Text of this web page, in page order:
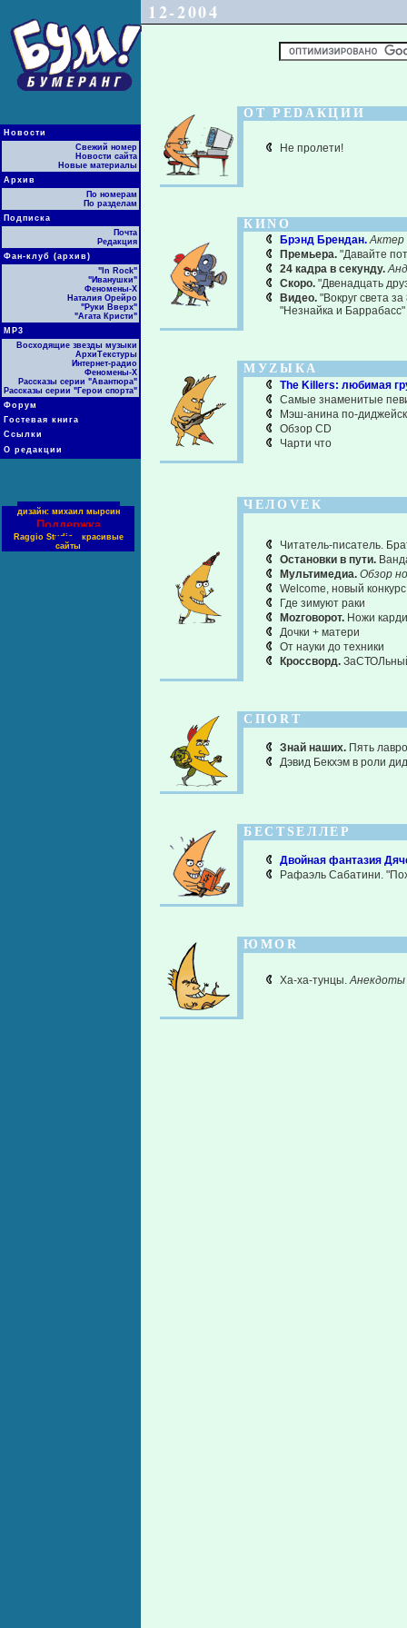
Новости
Свежий номер
Новости сайта
Новые материалы
Архив
По номерам
По разделам
Подписка
Почта
Редакция
Фан-клуб (архив)
"In Rock"
"Иванушки"
Феномены-Х
Наталия Орейро
"Руки Вверх"
"Агата Кристи"
МР3
Восходящие звезды музыки
АрхиТекстуры
Интернет-радио
Феномены-Х
Рассказы серии "Авантюра"
Рассказы серии "Герои спорта"
Форум
Гостевая книга
Ссылки
О редакции
дизайн: михаил мырсин
Поддержка
Raggio Studio - красивые
сайты
12-2004
ОТ РЕDАКЦИИ
Не пролети!
КИNО
Брэнд Брендан.Актер
Премьера. "Давайте
24 кадра в секунду.
Скоро. "Двенадцать
Видео. "Вокруг света
"Незнайка и Баррабасс"
МУZЫКА
The Killers: любимая
Самые знаменитые
Мэш-анина по-
Обзор CD
Чарти что
ЧЕЛОVЕК
Читатель-писатель.
Остановки в пути.
Мультимедиа. Обзор
Welcome, новый конкурс
Где зимуют раки
Моzговорот. Ножи
Дочки + матери
От науки до техники
Кроссворд.
СПОRТ
Знай наших. Пять
Дэвид Бекхэм в роли
БЕСТSЕЛЛЕР
Двойная фантазия
Рафаэль Сабатини.
ЮМОR
Ха-ха-тунцы.Анекдоты